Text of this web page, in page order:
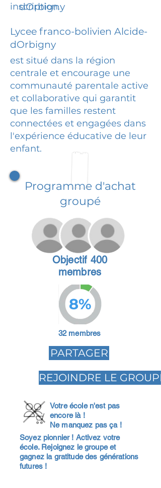
inscription.
dOrbigny
Lycee franco-bolivien Alcide-
dOrbigny
est situé dans la région
centrale et encourage une
communauté parentale active
et collaborative qui garantit
que les familles restent
connectées et engagées dans
l'expérience éducative de leur
enfant.
Programme d'achat
groupé
Objectif 400
membres
8%
32 membres
PARTAGER
REJOINDRE LE GROUPE
Votre école n'est pas
encore là !
Ne manquez pas ça !
Soyez pionnier ! Activez votre
école. Rejoignez le groupe et
gagnez la gratitude des générations
futures !